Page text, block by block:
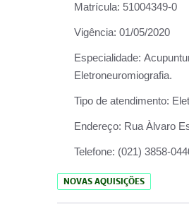
Matrícula: 51004349-0
Vigência: 01/05/2020
Especialidade:
Eletroneuromiografia.
Tipo de atendimento:
Endereço: Rua Àlvaro
Telefone: (021) 3858-
NOVAS AQUISIÇÕES